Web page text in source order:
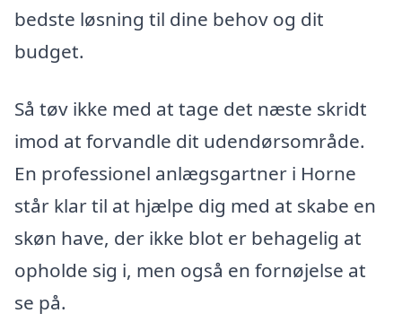
bedste løsning til dine behov og dit
budget.
Så tøv ikke med at tage det næste skridt
imod at forvandle dit udendørsområde.
En professionel anlægsgartner i Horne
står klar til at hjælpe dig med at skabe en
skøn have, der ikke blot er behagelig at
opholde sig i, men også en fornøjelse at
se på.